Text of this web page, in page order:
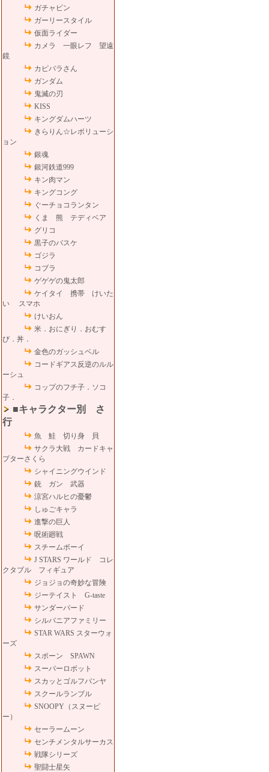
ガチャピン
ガーリースタイル
仮面ライダー
カメラ 一眼レフ 望遠
鏡
カピバラさん
ガンダム
鬼滅の刃
KISS
キングダムハーツ
きらりん☆レボリューシ
ョン
銀魂
銀河鉄道999
キン肉マン
キングコング
ぐーチョコランタン
くま 熊 テディベア
グリコ
黒子のバスケ
ゴジラ
コブラ
ゲゲゲの鬼太郎
ケイタイ 携帯 けいた
い スマホ
けいおん
米．おにぎり．おむす
び．丼．
金色のガッシュベル
コードギアス反逆のルル
ーシュ
コップのフチ子．ソコ
子．
■キャラクター別 さ
行
魚 鮭 切り身 貝
サクラ大戦 カードキャ
プターさくら
シャイニングウインド
銃 ガン 武器
涼宮ハルヒの憂鬱
しゅごキャラ
進撃の巨人
呪術廻戦
スチームボーイ
J STARS ワールド コレ
クタブル フィギュア
ジョジョの奇妙な冒険
ジーテイスト G-taste
サンダーバード
シルバニアファミリー
STAR WARS スターウォ
ーズ
スポーン SPAWN
スーパーロボット
スカッとゴルフパンヤ
スクールランブル
SNOOPY（スヌーピ
ー）
セーラームーン
センチメンタルサーカス
戦隊シリーズ
聖闘士星矢